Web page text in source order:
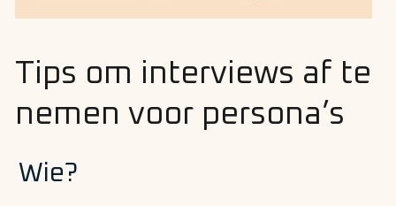
Tips om interviews af te
nemen voor persona’s
Wie?